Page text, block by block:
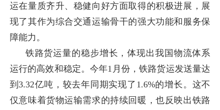
运在量质齐升、稳健向好方面取得的积极进展，展
现了其作为综合交通运输骨干的强大功能和服务保
障能力。
铁路货运量的稳步增长，体现出我国物流体系
运行的高效和稳定。今年1月份，铁路货运发送量达
到3.32亿吨，较去年同期实现了1.6%的增长。这不
仅意味着货物运输需求的持续回暖，也反映出铁路